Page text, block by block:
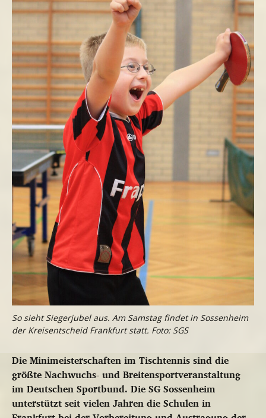
So sieht Siegerjubel aus. Am Samstag findet in Sossenheim
der Kreisentscheid Frankfurt statt. Foto: SGS
Die Minimeisterschaften im Tischtennis sind die
größte Nachwuchs- und Breitensportveranstaltung
im Deutschen Sportbund. Die SG Sossenheim
unterstützt seit vielen Jahren die Schulen in